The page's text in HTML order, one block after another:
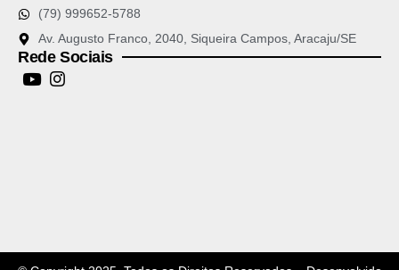
(79) 999652-5788
Av. Augusto Franco, 2040, Siqueira Campos, Aracaju/SE
Rede Sociais